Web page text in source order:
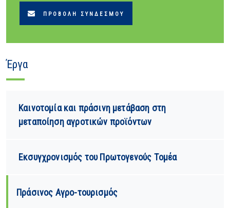
ΠΡΟΒΟΛΉ ΣΥΝΔΈΣΜΟΥ
Έργα
Καινοτομία και πράσινη μετάβαση στη
μεταποίηση αγροτικών προϊόντων
Εκσυγχρονισμός του Πρωτογενούς Tομέα
Πράσινος Αγρο-τουρισμός